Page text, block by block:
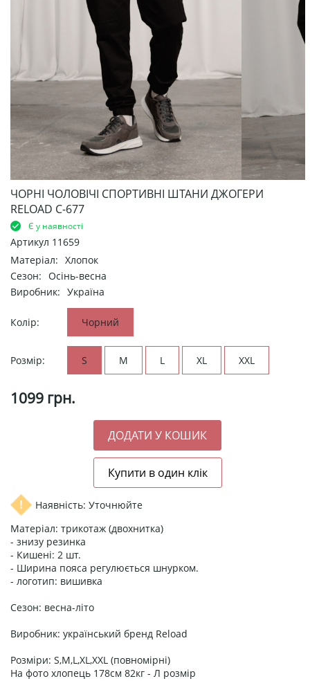
ЧОРНІ ЧОЛОВІЧІ СПОРТИВНІ ШТАНИ ДЖОГЕРИ
RELOAD С-677
Є у наявності
Артикул 11659
Матеріал: Хлопок
Сезон: Осінь-весна
Виробник: Україна
Колір: Чорний
Розмір: S M L XL XXL
1099 грн.
Наявність: Уточнюйте
Матеріал: трикотаж (двохнитка)
- знизу резинка
- Кишені: 2 шт.
- Ширина пояса регулюється шнурком.
- логотип: вишивка
Сезон: весна-літо
Виробник: український бренд Reload
Розміри: S,M,L,XL,XXL (повномірні)
На фото хлопець 178см 82кг - Л розмір